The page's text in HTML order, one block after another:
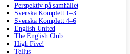
Perspektiv på samhället
Svenska Komplett 1–3
Svenska Komplett 4–6
English United
The English Club
High Five!
Tellus